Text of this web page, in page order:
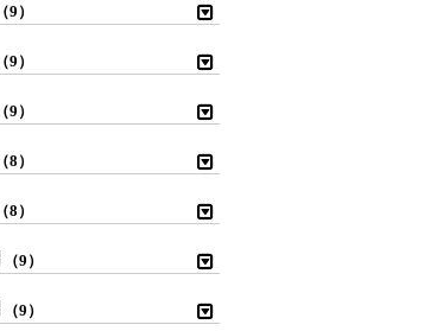
（9）
（9）
（9）
（8）
（8）
（9）
（9）